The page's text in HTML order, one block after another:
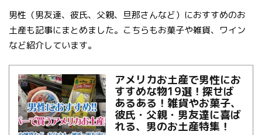
男性（男友達、彼氏、父親、旦那さんなど）におすすめのお
土産も記事にまとめました。こちらもお菓子や雑貨、ワイン
など紹介しています。
アメリカお土産で男性にお
すすめな物19選！探せば
あるある！雑貨やお菓子、
彼氏・父親・男友達に喜ば
れる、男のお土産特集！